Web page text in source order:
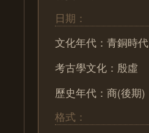
日期：
文化年代：青銅時代
考古學文化：殷虛
歷史年代：商(後期)
格式：